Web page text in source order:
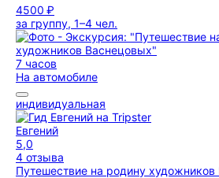
4500 ₽
за группу, 1–4 чел.
7 часов
На автомобиле
индивидуальная
Евгений
5,0
4 отзыва
Путешествие на родину